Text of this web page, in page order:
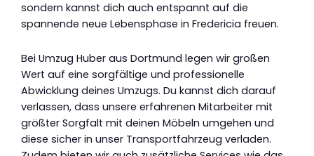
sondern kannst dich auch entspannt auf die
spannende neue Lebensphase in Fredericia freuen.
Bei Umzug Huber aus Dortmund legen wir großen
Wert auf eine sorgfältige und professionelle
Abwicklung deines Umzugs. Du kannst dich darauf
verlassen, dass unsere erfahrenen Mitarbeiter mit
größter Sorgfalt mit deinen Möbeln umgehen und
diese sicher in unser Transportfahrzeug verladen.